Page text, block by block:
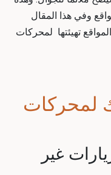
وفي هذا المقال
تهيئتها لمحركات
لمحركات
غير